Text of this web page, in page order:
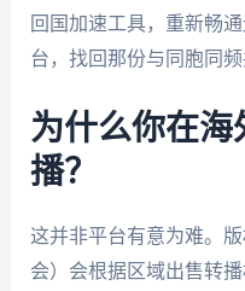
回国加速工具，重新畅
台，找回那份与同胞同频
为什么你在海
播？
这并非平台有意为难。
会）会根据区域出售转